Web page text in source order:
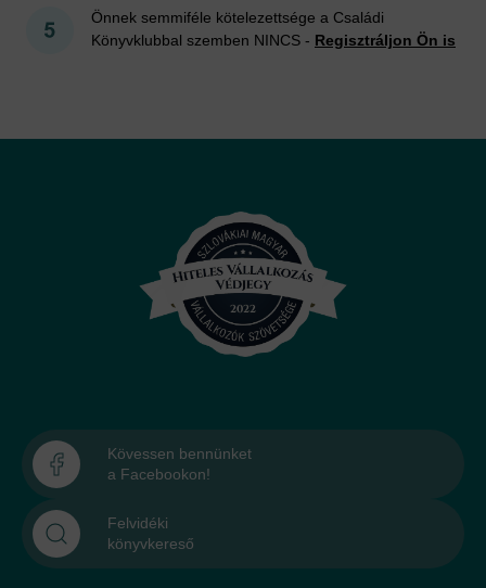
Önnek semmiféle kötelezettsége a Családi
Könyvklubbal szemben NINCS - Regisztráljon Ön is
Kövessen bennünket
a Facebookon!
Felvidéki
könyvkereső